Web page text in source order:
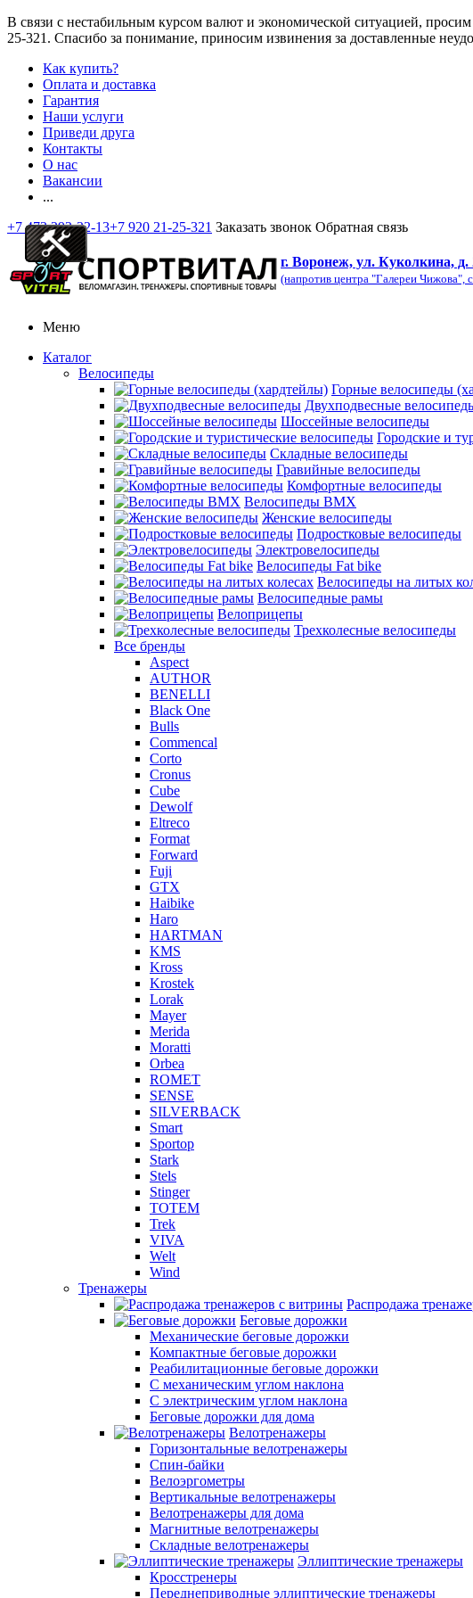
В связи с нестабильным курсом валют и экономической ситуацией,
25-321 . Спасибо за понимание, приносим извинения за доставленные
Как купить?
Оплата и доставка
Гарантия
Наши услуги
Приведи друга
Контакты
О нас
Вакансии
...
+7 473 292-32-13+7 920 21-25-321 Заказать звонок Обратная связь
г. Воронеж, ул. Куколкина, д.
(напротив центра "Галереи Чижова",
Меню
Каталог
Велосипеды
Горные велосипеды
Двухподвесные
Шоссейные велосипеды
Городские и
Складные велосипеды
Гравийные велосипеды
Комфортные велосипеды
Велосипеды BMX
Женские велосипеды
Подростковые велосипеды
Электровелосипеды
Велосипеды Fat bike
Велосипеды на литых
Велосипедные рамы
Велоприцепы
Трехколесные велосипеды
Все бренды
Aspect
AUTHOR
BENELLI
Black One
Bulls
Commencal
Corto
Cronus
Cube
Dewolf
Eltreco
Format
Forward
Fuji
GTX
Haibike
Haro
HARTMAN
KMS
Kross
Krostek
Lorak
Mayer
Merida
Moratti
Orbea
ROMET
SENSE
SILVERBACK
Smart
Sportop
Stark
Stels
Stinger
TOTEM
Trek
VIVA
Welt
Wind
Тренажеры
Распродажа
Беговые дорожки
Механические беговые дорожки
Компактные беговые дорожки
Реабилитационные беговые дорожки
С механическим углом наклона
С электрическим углом наклона
Беговые дорожки для дома
Велотренажеры
Горизонтальные велотренажеры
Спин-байки
Велоэргометры
Вертикальные велотренажеры
Велотренажеры для дома
Магнитные велотренажеры
Складные велотренажеры
Эллиптические тренажеры
Кросстренеры
Переднеприводные эллиптические тренажеры